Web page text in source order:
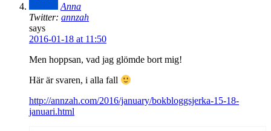
Anna
Twitter: annzah
says
2016-01-18 at 11:50
Men hoppsan, vad jag glömde bort mig!
Här är svaren, i alla fall
http://annzah.com/2016/january/bokbloggsjerka-15-18-
januari.html